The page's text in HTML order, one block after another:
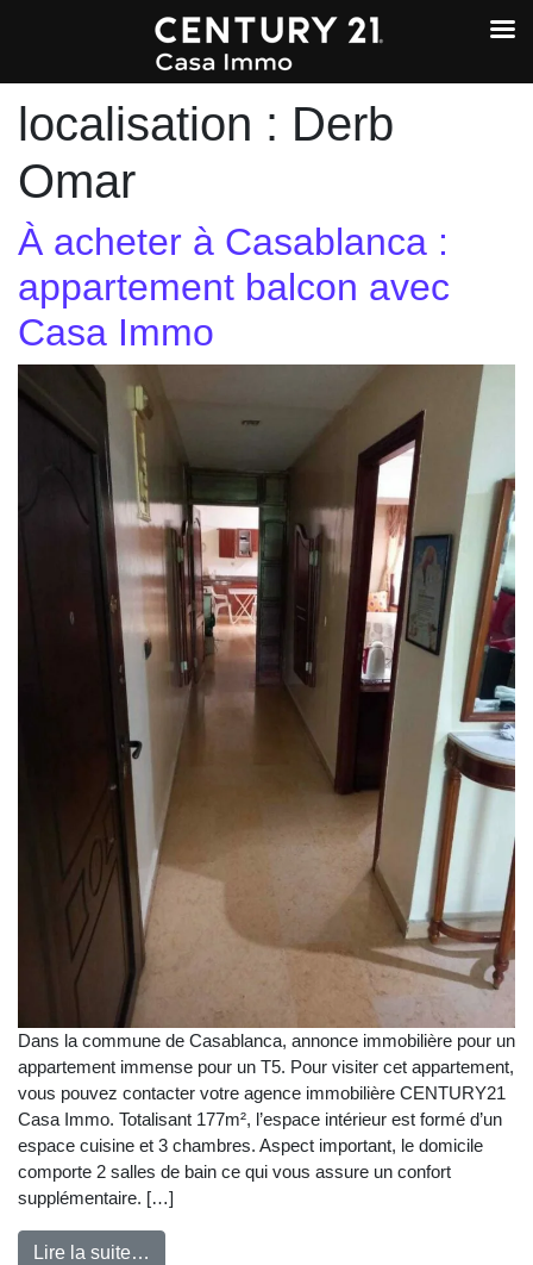
localisation : Derb
Omar
À acheter à Casablanca :
appartement balcon avec
Casa Immo
Dans la commune de Casablanca, annonce immobilière pour un
appartement immense pour un T5. Pour visiter cet appartement,
vous pouvez contacter votre agence immobilière CENTURY21
Casa Immo. Totalisant 177m², l’espace intérieur est formé d’un
espace cuisine et 3 chambres. Aspect important, le domicile
comporte 2 salles de bain ce qui vous assure un confort
supplémentaire. […]
Lire la suite…